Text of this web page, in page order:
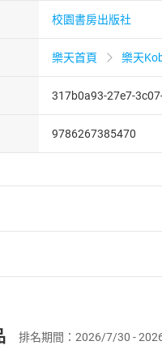
校園書房出版社
樂天首頁 樂天
317b0a93-27e7-
9786267385470
者保護法第19條第1項後段
訂購本店鋪之商品即代表
排名期間：2026/7/30 -